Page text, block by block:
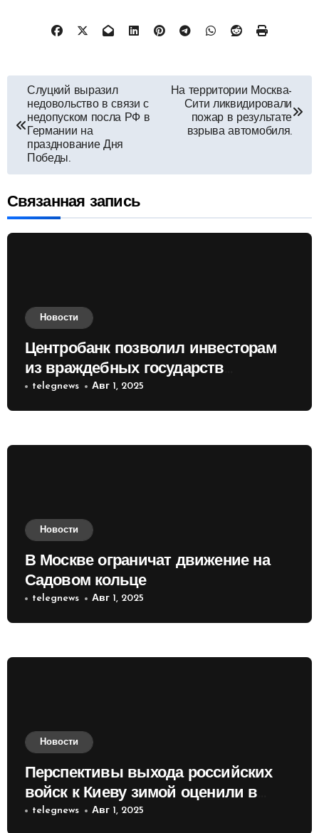
Навигация
по
записям
Слуцкий выразил
недовольство в связи с
недопуском посла РФ в
Германии на
празднование Дня
Победы.
На территории Москва-
Сити ликвидировали
пожар в результате
взрыва автомобиля.
Связанная запись
Новости
Центробанк позволил инвесторам
из враждебных государств
приобретать валюту
telegnews Авг 1, 2025
Новости
В Москве ограничат движение на
Садовом кольце
telegnews Авг 1, 2025
Новости
Перспективы выхода российских
войск к Киеву зимой оценили в
России
telegnews Авг 1, 2025